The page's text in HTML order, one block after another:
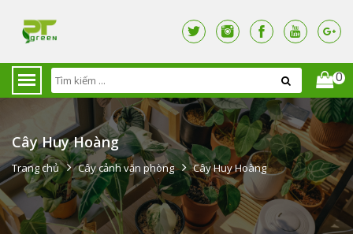
0
Cây Huy Hoàng
Trang chủ Cây cảnh văn phòng Cây Huy Hoàng